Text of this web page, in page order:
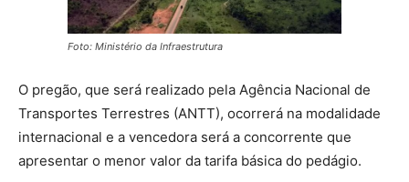
Foto: Ministério da Infraestrutura
O pregão, que será realizado pela Agência Nacional de
Transportes Terrestres (ANTT), ocorrerá na modalidade
internacional e a vencedora será a concorrente que
apresentar o menor valor da tarifa básica do pedágio.